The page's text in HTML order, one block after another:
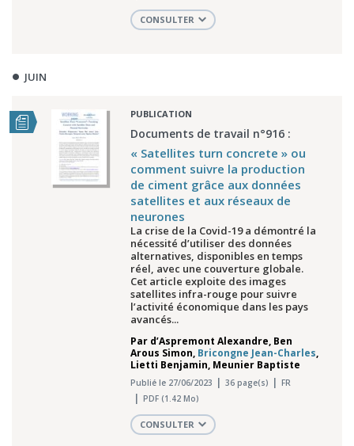
CONSULTER
JUIN
PUBLICATION
Documents de travail n°916 :
« Satellites turn concrete » ou
comment suivre la production
de ciment grâce aux données
satellites et aux réseaux de
neurones
La crise de la Covid-19 a démontré la
nécessité d’utiliser des données
alternatives, disponibles en temps
réel, avec une couverture globale.
Cet article exploite des images
satellites infra-rouge pour suivre
l’activité économique dans les pays
avancés...
Par d’Aspremont Alexandre, Ben
Arous Simon, Bricongne Jean-Charles,
Lietti Benjamin, Meunier Baptiste
Publié le 27/06/2023 36 page(s)
FR
PDF (1.42 Mo)
CONSULTER